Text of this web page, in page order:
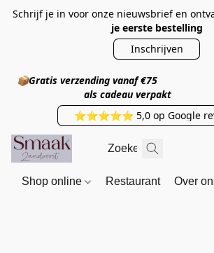
Schrijf je in voor onze nieuwsbrief en
je eerste bestelling
Inschrijven
📦Gratis verzending vanaf
als cadeau
⭐⭐⭐⭐⭐ 5,0 op Google
Shop online Restaurant Over